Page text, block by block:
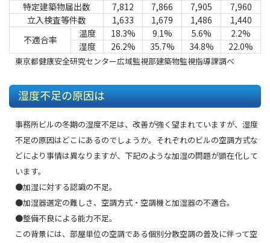
特定建築物届出数
7,812 7,866 7,905
7,960
立入検査等件数
1,633 1,679 1,486
1,440
不適合率
温度 18.3% 9.1% 5.6%
2.2%
湿度
26.2% 35.7% 34.8% 22.0%
東京都健康安全研究センター広域監視部建築物監視指導課調べ
湿度不足の原因は
事務所ビルの冬期の湿度不足は、改善が強く望まれていますが、湿度
不足の原因はどこにあるのでしょうか。それぞれのビルの空調方式な
どにより事情は異なりますが、下記のような加湿の問題が顕在化して
います。
●加湿に対する認識の不足。
●加湿器選定の難しさ、空調方式・空調機と加湿器の不適合。
●整備不良による能力不足。
この背景には、部屋単位の空調である個別分散空調の普及に伴って空